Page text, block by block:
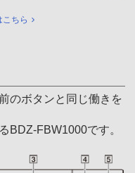
ちら
のボタンと同じ働きを
BDZ-FBW1000です。